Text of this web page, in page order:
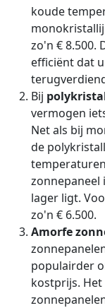
koude
zo'n € 8.500.
efficiënt dat
Bij
vermogen
Net als bij
de
zonnepaneel
lager ligt.
zo'n € 6.500.
Amorfe
populairder
kostprijs.